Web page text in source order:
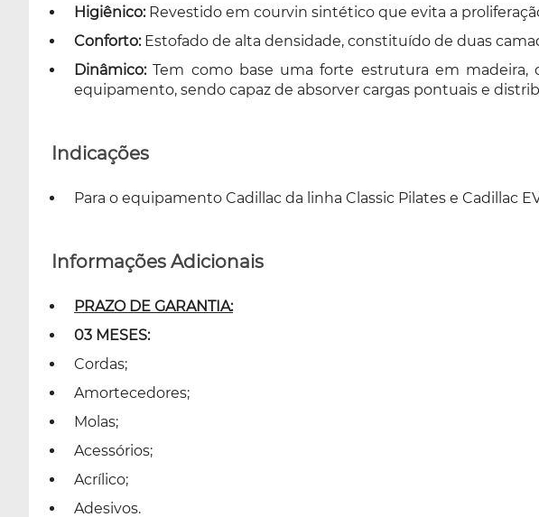
Higiênico:Revestido em courvin sintético que evita a
Conforto:Estofado de alta densidade, constituído de duas
Dinâmico:Tem como base uma forte estrutura em madeira,
equipamento, sendo capaz de absorver cargas pontuais e
Indicações
Para o equipamento Cadillac da linha Classic Pilates e Cadillac
Informações Adicionais
PRAZO DE GARANTIA:
03 MESES:
Cordas;
Amortecedores;
Molas;
Acessórios;
Acrílico;
Adesivos.